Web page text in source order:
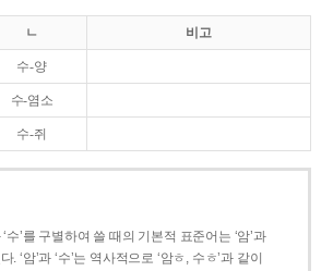
ㄴ 비고
수-양
수-염소
수-쥐
‘수’를 구별하여 쓸 때의 기본적 표준어는 ‘암’과
. ‘암’과 ‘수’는 역사적으로 ‘암ㅎ, 수ㅎ’과 같이